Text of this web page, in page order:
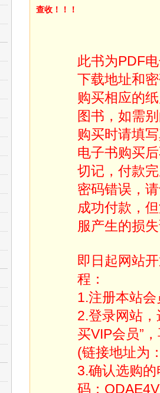
查收！！！
此书为PDF
下载地址和
购买相应的
图书，如需
购买时请填
电子书购买
切记，付款
密码错误，
成功付款，
服产生的损
即日起网站
程：
1.注册本站会
2.登录网站，
买VIP会员”
(链接地址为
3.确认选购
码：